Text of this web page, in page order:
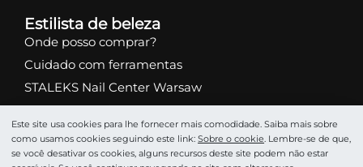
Estilista de beleza
Onde posso comprar?
Cuidado com ferramentas
STALEKS Nail Center Warsaw
STALEKS Service Center Warsaw
Catálogo
Este site usa cookies para lhe fornecer mais comodidade. Saiba mais sobre
como usamos cookies seguindo este link:Sobre o сookie. Lembre-se de que,
se você desativar os cookies, alguns recursos deste site podem não estar